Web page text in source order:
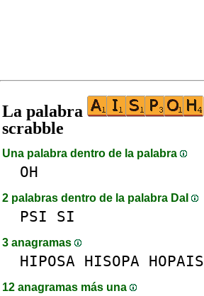
La palabra
scrabble
Una palabra dentro de la palabra
OH
2 palabras dentro de la palabra DaI
PSI SI
3 anagramas
HIPOSA HISOPA HOPAIS
12 anagramas más una